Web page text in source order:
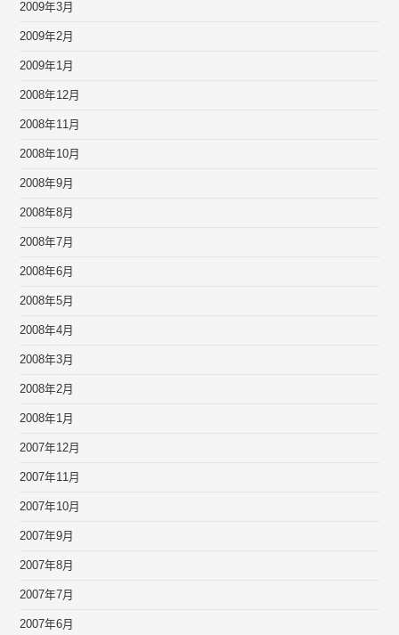
2009年3月
2009年2月
2009年1月
2008年12月
2008年11月
2008年10月
2008年9月
2008年8月
2008年7月
2008年6月
2008年5月
2008年4月
2008年3月
2008年2月
2008年1月
2007年12月
2007年11月
2007年10月
2007年9月
2007年8月
2007年7月
2007年6月